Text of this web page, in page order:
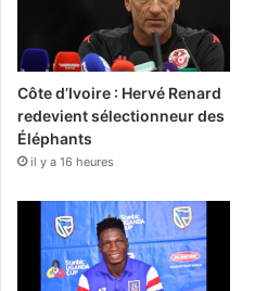
Côte d’Ivoire : Hervé Renard
redevient sélectionneur des
Éléphants
il y a 16 heures